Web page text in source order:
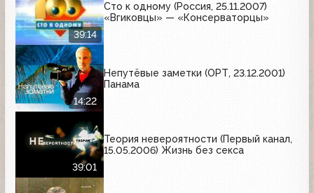
39:14
Сто к одному (Россия, 25.11.2007)
«Вгиковцы» — «Консерваторцы»
14:22
Непутёвые заметки (ОРТ, 23.12.2001)
Панама
39:01
Теория невероятности (Первый канал,
15.05.2006) Жизнь без секса